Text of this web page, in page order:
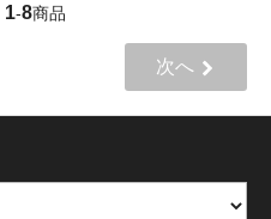
1-8商品
次へ